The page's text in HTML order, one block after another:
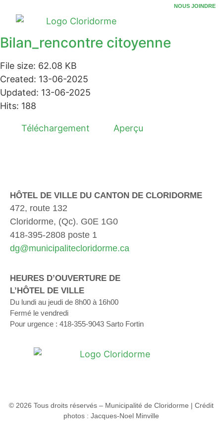
NOUS JOINDRE
Bilan_rencontre citoyenne
File size: 62.08 KB
Created: 13-06-2025
Updated: 13-06-2025
Hits: 188
Téléchargement Aperçu
HÔTEL DE VILLE DU CANTON DE CLORIDORME
472, route 132
Cloridorme, (Qc). G0E 1G0
418-395-2808 poste 1
dg@municipalitecloridorme.ca
HEURES D’OUVERTURE DE
L’HÔTEL DE VILLE
Du lundi au jeudi de 8h00 à 16h00
Fermé le vendredi
Pour urgence : 418-355-9043 Sarto Fortin
© 2026 Tous droits réservés – Municipalité de Cloridorme | Crédit
photos : Jacques-Noel Minville